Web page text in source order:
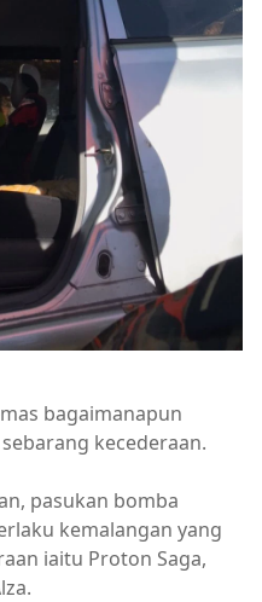
bagaimanapun
kecederaan.
pasukan bomba
kemalangan yang
iaitu Proton Saga,